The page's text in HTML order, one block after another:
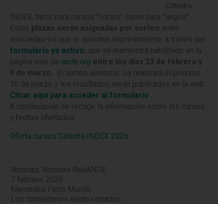
Cátedra
INDEX, tanto para cursos "cortos" como para "largos".
Estas plazas serán asignadas por sorteo entre
asociadas-os que lo soliciten expresamente, a través del
formulario ya activo, que se mantendrá habilitado en la
página web de ande.org entre los días 23 de febrero y
9 de marzo.
El sorteo aleatorio, se realizará el próximo
16 de marzo y los resultados serán publicados en la web.
Clicar aquí para acceder al formulario
A continuación se recoge la información sobre los cursos
y fechas ofertados.
Oferta cursos Cátedra INDEX 2026
Noticias, Noticias RedANDE
7 febrero, 2026
Mercedes Ferro Montiu
Los comentarios están cerrados.